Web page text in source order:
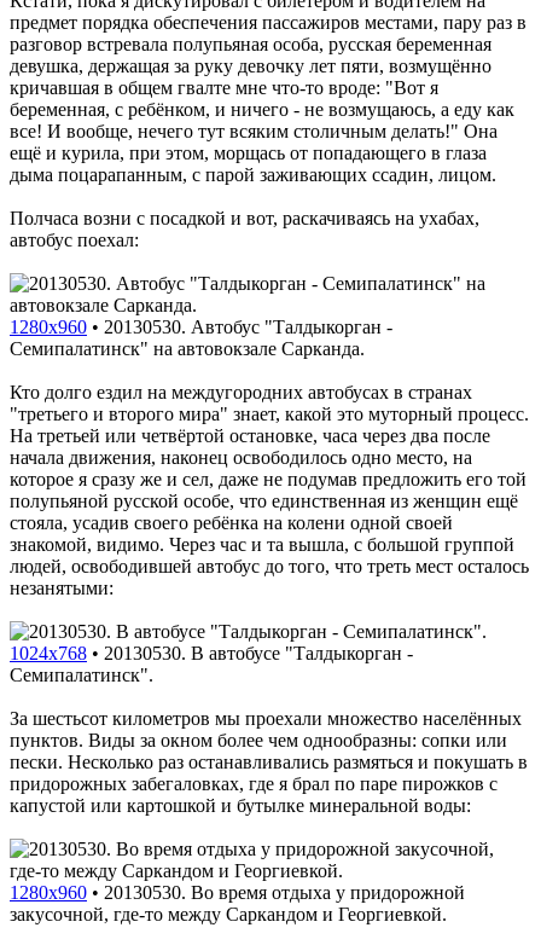
предмет порядка обеспечения пассажиров местами, пару раз в
разговор встревала полупьяная особа, русская беременная
девушка, держащая за руку девочку лет пяти, возмущённо
кричавшая в общем гвалте мне что-то вроде: "Вот я
беременная, с ребёнком, и ничего - не возмущаюсь, а еду как
все! И вообще, нечего тут всяким столичным делать!" Она
ещё и курила, при этом, морщась от попадающего в глаза
дыма поцарапанным, с парой заживающих ссадин, лицом.
Полчаса возни с посадкой и вот, раскачиваясь на ухабах,
автобус поехал:
1280x960 • 20130530. Автобус "Талдыкорган -
Семипалатинск" на автовокзале Сарканда.
Кто долго ездил на междугородних автобусах в странах
"третьего и второго мира" знает, какой это муторный процесс.
На третьей или четвёртой остановке, часа через два после
начала движения, наконец освободилось одно место, на
которое я сразу же и сел, даже не подумав предложить его той
полупьяной русской особе, что единственная из женщин ещё
стояла, усадив своего ребёнка на колени одной своей
знакомой, видимо. Через час и та вышла, с большой группой
людей, освободившей автобус до того, что треть мест осталось
незанятыми:
1024x768 • 20130530. В автобусе "Талдыкорган -
Семипалатинск".
За шестьсот километров мы проехали множество населённых
пунктов. Виды за окном более чем однообразны: сопки или
пески. Несколько раз останавливались размяться и покушать в
придорожных забегаловках, где я брал по паре пирожков с
капустой или картошкой и бутылке минеральной воды:
1280x960 • 20130530. Во время отдыха у придорожной
закусочной, где-то между Саркандом и Георгиевкой.